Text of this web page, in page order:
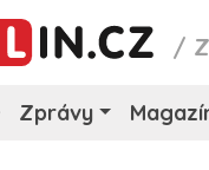
/
Zprávy